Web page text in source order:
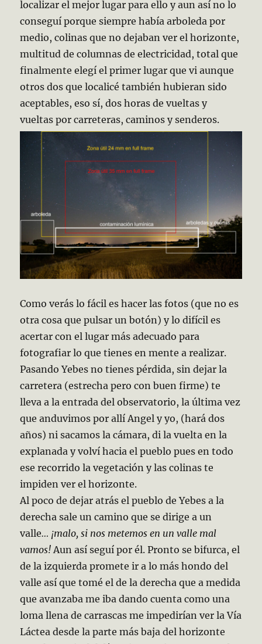
localizar el mejor lugar para ello y aun así no lo
conseguí porque siempre había arboleda por
medio, colinas que no dejaban ver el horizonte,
multitud de columnas de electricidad, total que
finalmente elegí el primer lugar que vi aunque
otros dos que localicé también hubieran sido
aceptables, eso sí, dos horas de vueltas y
vueltas por carreteras, caminos y senderos.
Como verás lo fácil es hacer las fotos (que no es
otra cosa que pulsar un botón) y lo difícil es
acertar con el lugar más adecuado para
fotografiar lo que tienes en mente a realizar.
Pasando Yebes no tienes pérdida, sin dejar la
carretera (estrecha pero con buen firme) te
lleva a la entrada del observatorio, la última vez
que anduvimos por allí Angel y yo, (hará dos
años) ni sacamos la cámara, di la vuelta en la
explanada y volví hacia el pueblo pues en todo
ese recorrido la vegetación y las colinas te
impiden ver el horizonte.
Al poco de dejar atrás el pueblo de Yebes a la
derecha sale un camino que se dirige a un
valle… ¡malo, si nos metemos en un valle mal
vamos!Aun así seguí por él. Pronto se bifurca, el
de la izquierda promete ir a lo más hondo del
valle así que tomé el de la derecha que a medida
que avanzaba me iba dando cuenta como una
loma llena de carrascas me impedirían ver la Vía
Láctea desde la parte más baja del horizonte